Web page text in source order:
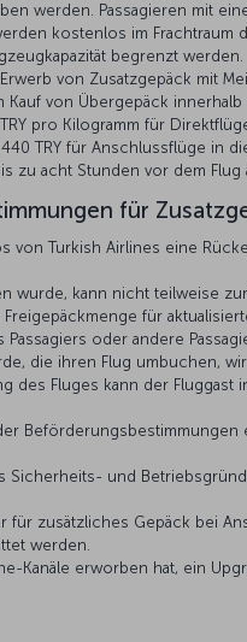
werden. Passagieren mit
kostenlos im Frachtraum
begrenzt werden.
von Zusatzgepäck mit
von Übergepäck
pro Kilogramm für
TRY für Anschlussflüge in
zu acht Stunden vor dem Flug
für
von Turkish Airlines eine
wurde, kann nicht teilweise
für
oder andere
die ihren Flug umbuchen,
Fluges kann der
Sicherheits- und
für zusätzliches Gepäck bei
werden.
Kanäle erworben hat, ein